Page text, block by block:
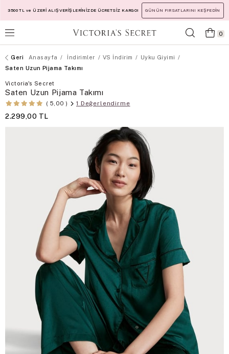
3500 TL ve ÜZERİ ALIŞVERİŞLERİNİZDE ÜCRETSİZ KARGO! GÜNÜN FIRSATLARINI KEŞFEDİN
0
Anasayfa İndirimler VS İndirim
Uyku Giyimi
Saten Uzun Pijama Takımı
Victoria's Secret
Saten Uzun Pijama Takımı
5,00 1 Değerlendirme
2.299,00 TL